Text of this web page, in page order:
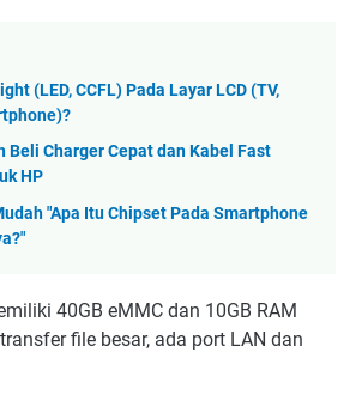
(LED, CCFL) Pada Layar LCD (TV,
Beli Charger Cepat dan Kabel Fast
HP
"Apa Itu Chipset Pada Smartphone
40GB eMMC dan 10GB RAM
file besar, ada port LAN dan